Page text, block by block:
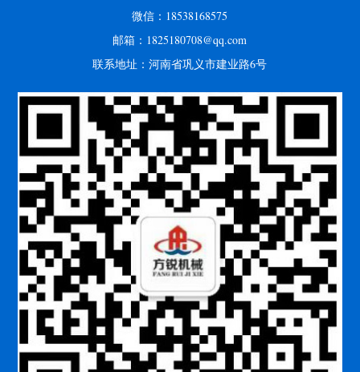
微信：18538168575
邮箱：1825180708@qq.com
联系地址：河南省巩义市建业路6号